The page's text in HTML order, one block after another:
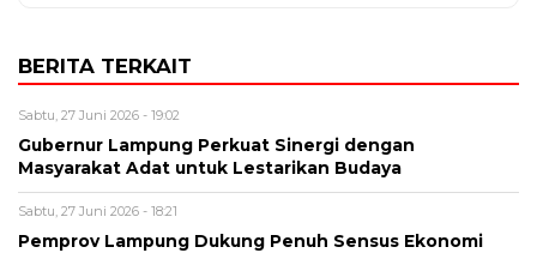
BERITA TERKAIT
Sabtu, 27 Juni 2026 - 19:02
Gubernur Lampung Perkuat Sinergi dengan
Masyarakat Adat untuk Lestarikan Budaya
Sabtu, 27 Juni 2026 - 18:21
Pemprov Lampung Dukung Penuh Sensus Ekonomi